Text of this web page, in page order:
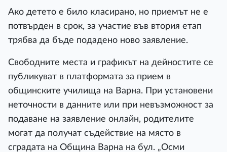
Ако детето е било класирано, но приемът не е
потвърден в срок, за участие във втория етап
трябва да бъде подадено ново заявление.
Свободните места и графикът на дейностите се
публикуват в платформата за прием в
общинските училища на Варна. При установени
неточности в данните или при невъзможност за
подаване на заявление онлайн, родителите
могат да получат съдействие на място в
сградата на Община Варна на бул. „Осми